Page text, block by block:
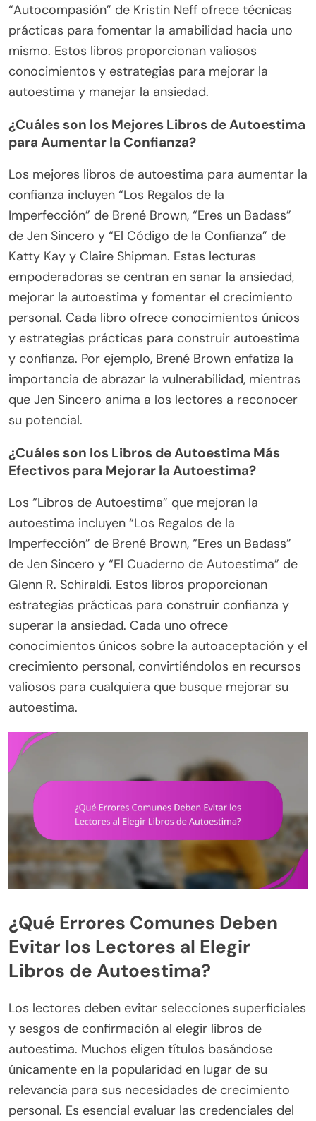
“Autocompasión” de Kristin Neff ofrece técnicas
prácticas para fomentar la amabilidad hacia uno
mismo. Estos libros proporcionan valiosos
conocimientos y estrategias para mejorar la
autoestima y manejar la ansiedad.
¿Cuáles son los Mejores Libros de Autoestima
para Aumentar la Confianza?
Los mejores libros de autoestima para aumentar la
confianza incluyen “Los Regalos de la
Imperfección” de Brené Brown, “Eres un Badass”
de Jen Sincero y “El Código de la Confianza” de
Katty Kay y Claire Shipman. Estas lecturas
empoderadoras se centran en sanar la ansiedad,
mejorar la autoestima y fomentar el crecimiento
personal. Cada libro ofrece conocimientos únicos
y estrategias prácticas para construir autoestima
y confianza. Por ejemplo, Brené Brown enfatiza la
importancia de abrazar la vulnerabilidad, mientras
que Jen Sincero anima a los lectores a reconocer
su potencial.
¿Cuáles son los Libros de Autoestima Más
Efectivos para Mejorar la Autoestima?
Los “Libros de Autoestima” que mejoran la
autoestima incluyen “Los Regalos de la
Imperfección” de Brené Brown, “Eres un Badass”
de Jen Sincero y “El Cuaderno de Autoestima” de
Glenn R. Schiraldi. Estos libros proporcionan
estrategias prácticas para construir confianza y
superar la ansiedad. Cada uno ofrece
conocimientos únicos sobre la autoaceptación y el
crecimiento personal, convirtiéndolos en recursos
valiosos para cualquiera que busque mejorar su
autoestima.
¿Qué Errores Comunes Deben
Evitar los Lectores al Elegir
Libros de Autoestima?
Los lectores deben evitar selecciones superficiales
y sesgos de confirmación al elegir libros de
autoestima. Muchos eligen títulos basándose
únicamente en la popularidad en lugar de su
relevancia para sus necesidades de crecimiento
personal. Es esencial evaluar las credenciales del